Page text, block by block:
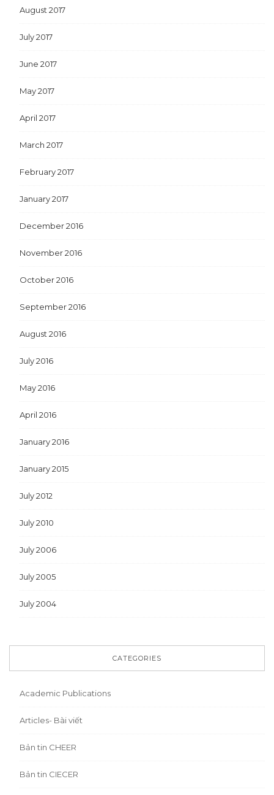
August 2017
July 2017
June 2017
May 2017
April 2017
March 2017
February 2017
January 2017
December 2016
November 2016
October 2016
September 2016
August 2016
July 2016
May 2016
April 2016
January 2016
January 2015
July 2012
July 2010
July 2006
July 2005
July 2004
CATEGORIES
Academic Publications
Articles- Bài viết
Bản tin CHEER
Bản tin CIECER